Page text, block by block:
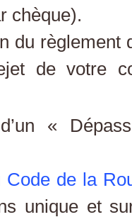
chèque).
du
de votre
«
Code de la
unique et